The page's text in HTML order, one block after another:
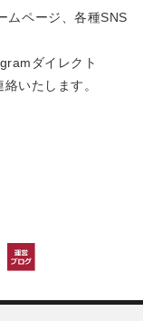
ムページ、各種SNS
ダイレクト
いたします。